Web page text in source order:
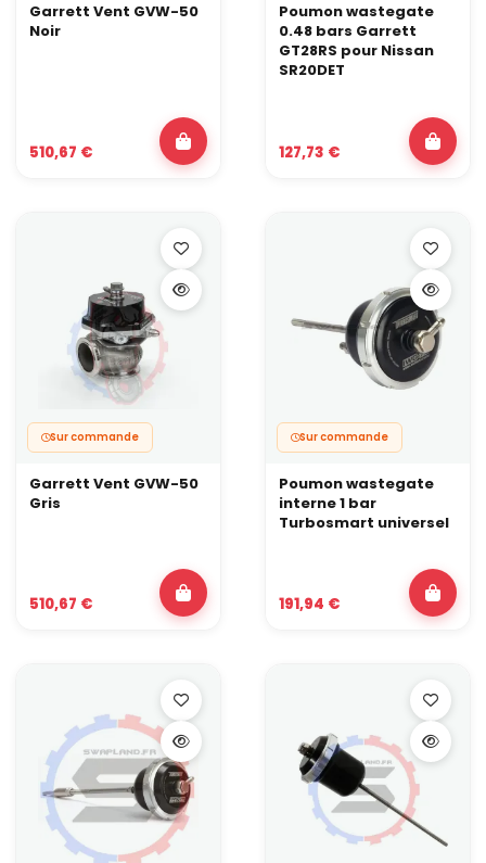
Garrett Vent GVW-50
Noir
510,67 €
Poumon wastegate
0.48 bars Garrett
GT28RS pour Nissan
SR20DET
127,73 €
Sur commande
Garrett Vent GVW-50
Gris
510,67 €
Sur commande
Poumon wastegate
interne 1 bar
Turbosmart universel
191,94 €